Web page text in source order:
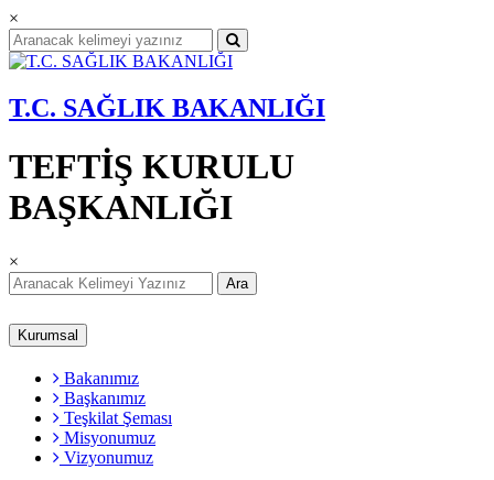
×
T.C. SAĞLIK BAKANLIĞI
TEFTİŞ KURULU
BAŞKANLIĞI
×
Ara
Kurumsal
Bakanımız
Başkanımız
Teşkilat Şeması
Misyonumuz
Vizyonumuz